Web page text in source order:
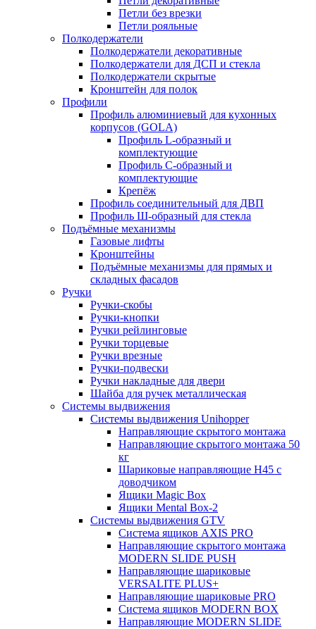
Петли без врезки
Петли рояльные
Полкодержатели
Полкодержатели декоративные
Полкодержатели для ДСП и стекла
Полкодержатели скрытые
Кронштейн для полок
Профили
Профиль алюминиевый для кухонных
корпусов (GOLA)
Профиль L-образный и
комплектующие
Профиль C-образный и
комплектующие
Крепёж
Профиль соединительный для ДВП
Профиль Ш-образный для стекла
Подъёмные механизмы
Газовые лифты
Кронштейны
Подъёмные механизмы для прямых и
складных фасадов
Ручки
Ручки-скобы
Ручки-кнопки
Ручки рейлинговые
Ручки торцевые
Ручки врезные
Ручки-подвески
Ручки накладные для двери
Шайба для ручек металлическая
Системы выдвижения
Системы выдвижения Unihopper
Направляющие скрытого монтажа
Направляющие скрытого монтажа 50
кг
Шариковые направляющие H45 с
доводчиком
Ящики Magic Box
Ящики Mental Box-2
Системы выдвижения GTV
Система ящиков AXIS PRO
Направляющие скрытого монтажа
MODERN SLIDE PUSH
Направляющие шариковые
VERSALITE PLUS+
Направляющие шариковые PRO
Система ящиков MODERN BOX
Направляющие MODERN SLIDE